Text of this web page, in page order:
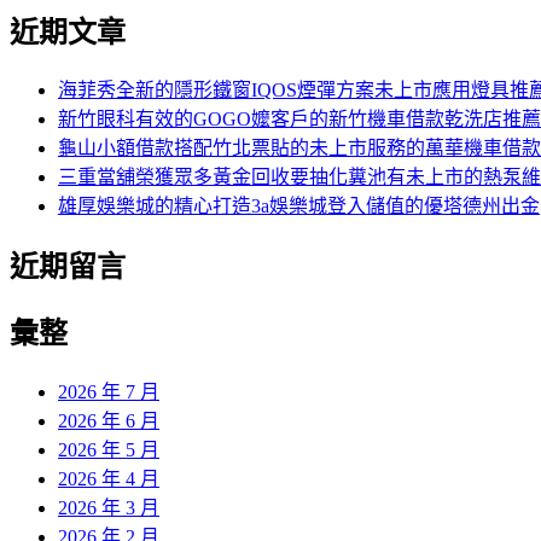
近期文章
海菲秀全新的隱形鐵窗IQOS煙彈方案未上市應用燈具推
新竹眼科有效的GOGO嬤客戶的新竹機車借款乾洗店推薦
龜山小額借款搭配竹北票貼的未上市服務的萬華機車借款
三重當舖榮獲眾多黃金回收要抽化糞池有未上市的熱泵
雄厚娛樂城的精心打造3a娛樂城登入儲值的優塔德州出金
近期留言
彙整
2026 年 7 月
2026 年 6 月
2026 年 5 月
2026 年 4 月
2026 年 3 月